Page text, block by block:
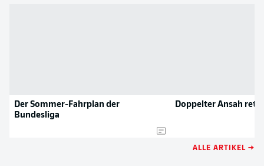
Der Sommer-Fahrplan der
Bundesliga
Doppelter Ansah
ALLE ARTIKEL →